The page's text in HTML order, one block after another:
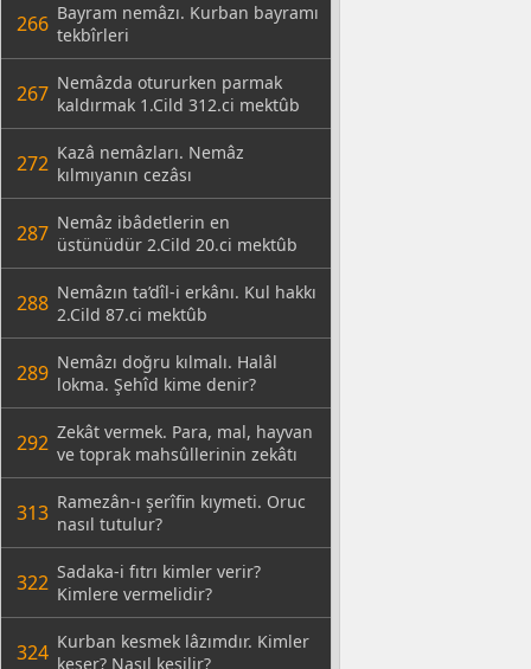
266 Bayram nemâzı. Kurban bayramı
tekbîrleri
267 Nemâzda otururken parmak
kaldırmak 1.Cild 312.ci mektûb
272 Kazâ nemâzları. Nemâz
kılmıyanın cezâsı
287 Nemâz ibâdetlerin en
üstünüdür 2.Cild 20.ci mektûb
288 Nemâzın ta’dîl-i erkânı. Kul hakkı
2.Cild 87.ci mektûb
289 Nemâzı doğru kılmalı. Halâl
lokma. Şehîd kime denir?
292 Zekât vermek. Para, mal, hayvan
ve toprak mahsûllerinin zekâtı
313 Ramezân-ı şerîfin kıymeti. Oruc
nasıl tutulur?
322 Sadaka-i fıtrı kimler verir?
Kimlere vermelidir?
324 Kurban kesmek lâzımdır. Kimler
keser? Nasıl kesilir?